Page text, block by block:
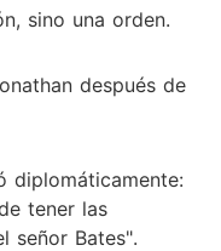
sino una orden.
después de
diplomáticamente:
tener las
señor Bates".